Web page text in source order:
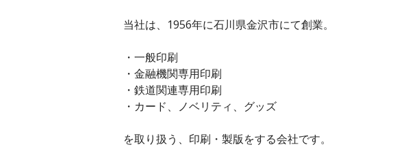
当社は、1956年に石川県金沢市にて創業。
・一般印刷
・金融機関専用印刷
・鉄道関連専用印刷
・カード、ノベリティ、グッズ
を取り扱う、印刷・製版をする会社です。